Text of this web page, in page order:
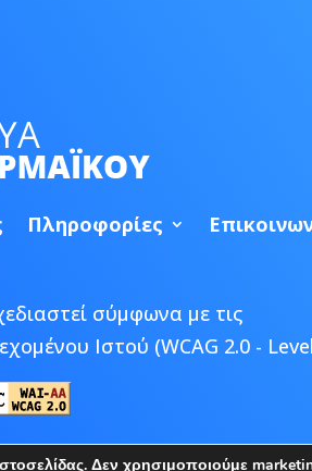
Πληροφορίες
σύμφωνα με τις
Ιστού (WCAG 2.0 -
| Developed byEpic Bee
Δεν χρησιμοποιούμε